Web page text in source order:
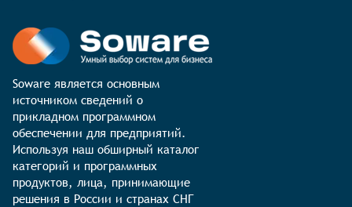
Soware является основным
источником сведений о
прикладном программном
обеспечении для предприятий.
Используя наш обширный каталог
категорий и программных
продуктов, лица, принимающие
решения в России и странах СНГ